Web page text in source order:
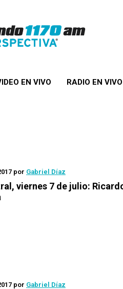
EN VIVO RADIO EN VIVO
por Gabriel Díaz
viernes 7 de julio:
por Gabriel Díaz